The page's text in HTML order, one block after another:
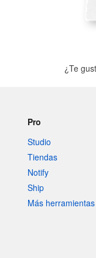
¿Te
Pro
Studio
Tiendas
Notify
Ship
Más